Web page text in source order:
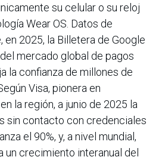
su celular o su reloj
Wear OS. Datos de
en 2025, la Billetera de Google
mercado global de pagos
la confianza de millones de
Visa, pionera en
la región, a junio de 2025 la
sin contacto con credenciales
el 90%, y, a nivel mundial,
un crecimiento interanual del